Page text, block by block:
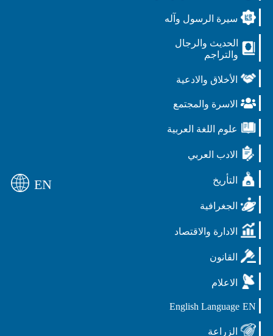
سيرة الرسول وآله
الحديث والرجال
والتراجم
الأخلاق والادعية
الاسرة والمجتمع
علوم اللغة العربية
الادب العربي
التأريخ
الجغرافية
الادارة والاقتصاد
القانون
الاعلام
EN
English Language
الزراعة
EN